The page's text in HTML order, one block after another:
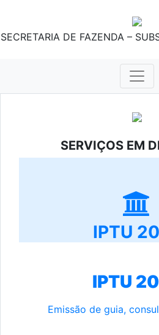
SECRETARIA DE FAZENDA –
SERVIÇOS EM
IPTU
IPTU
Emissão de guia,